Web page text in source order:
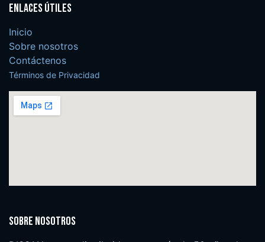
Enlaces útiles
Inicio
Sobre nosotros
Contáctenos
Términos de Privacidad
Sobre nosotros